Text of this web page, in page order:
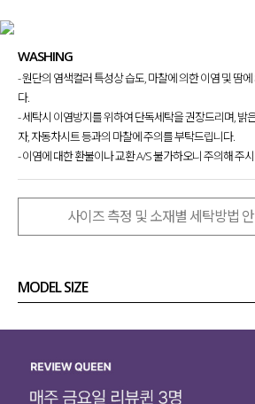
WASHING
- 원단의 염색컬러 특성상 습도, 마찰에 의한 이염 및 땀
다.
- 세탁시 이염방지를 위하여 단독세탁을 권장드리며, 밝
자, 자동차시트 등과의 마찰에 주의를 부탁드립니다.
- 이염에 대한 환불이나 교환 A/S 불가하오니 주의해 주
사이즈 측정 및 소재별 세탁방법
MODEL SIZE